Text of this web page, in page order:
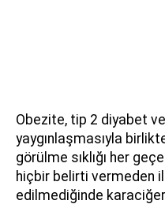
Obezite, tip 2 diyabet
yaygınlaşmasıyla
görülme sıklığı her
hiçbir belirti vermeden
edilmediğinde